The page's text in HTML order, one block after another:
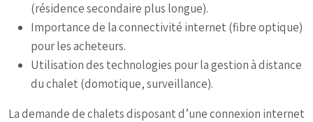
(résidence secondaire plus longue).
Importance de la connectivité internet (fibre optique)
pour les acheteurs.
Utilisation des technologies pour la gestion à distance
du chalet (domotique, surveillance).
La demande de chalets disposant d’une connexion internet